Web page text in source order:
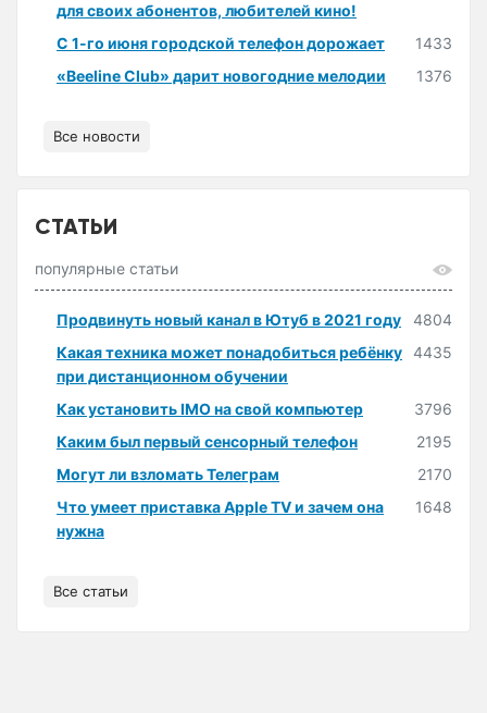
для своих абонентов, любителей кино!
С 1-го июня городской телефон дорожает
1433
«Beeline Club» дарит новогодние мелодии
1376
Все новости
СТАТЬИ
популярные статьи
Продвинуть новый канал в Ютуб в 2021 году
4804
Какая техника может понадобиться ребёнку
при дистанционном обучении
4435
Как установить IMO на свой компьютер
3796
Каким был первый сенсорный телефон
2195
Могут ли взломать Телеграм
2170
Что умеет приставка Apple TV и зачем она
нужна
1648
Все статьи